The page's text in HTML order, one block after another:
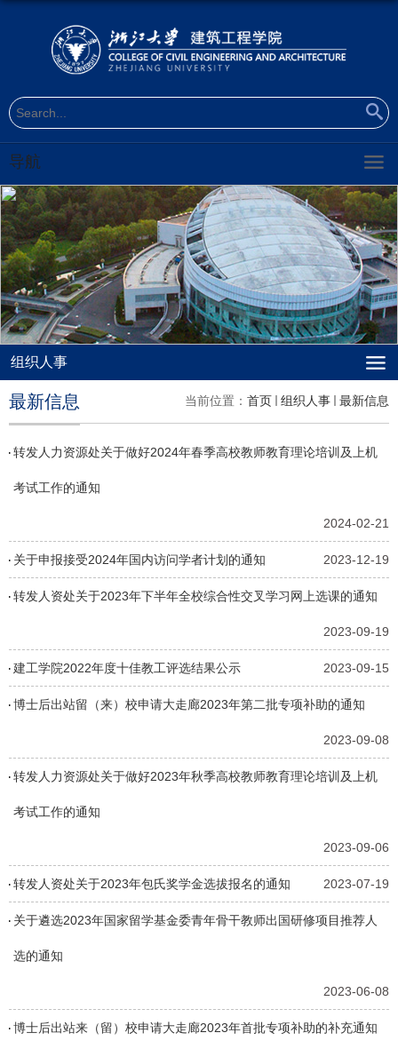
导航
组织人事
当前位置： 首页 组织人事 最新信息
最新信息
转发人力资源处关于做好2024年春季高校教师教育理论培训及上机
考试工作的通知
2024-02-21
关于申报接受2024年国内访问学者计划的通知 2023-12-19
转发人资处关于2023年下半年全校综合性交叉学习网上选课的通知
2023-09-19
建工学院2022年度十佳教工评选结果公示 2023-09-15
博士后出站留（来）校申请大走廊2023年第二批专项补助的通知
2023-09-08
转发人力资源处关于做好2023年秋季高校教师教育理论培训及上机
考试工作的通知
2023-09-06
转发人资处关于2023年包氏奖学金选拔报名的通知 2023-07-19
关于遴选2023年国家留学基金委青年骨干教师出国研修项目推荐人
选的通知
2023-06-08
博士后出站来（留）校申请大走廊2023年首批专项补助的补充通知